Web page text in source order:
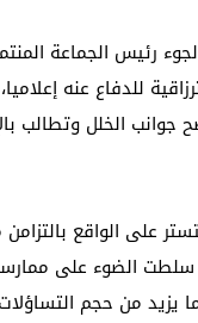
رئيس الجماعة
للدفاع عنه
جوانب الخلل وتطالب
على الواقع
سلطت الضوء على
يزيد من حجم